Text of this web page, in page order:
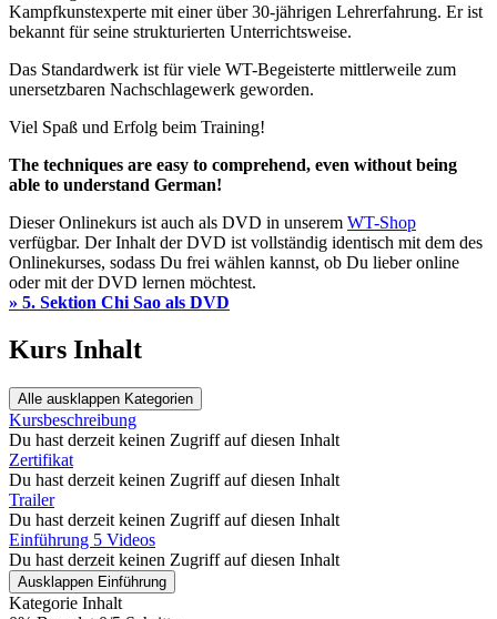
Kampfkunstexperte mit einer über 30-jährigen Lehrerfahrung. Er ist
bekannt für seine strukturierten Unterrichtsweise.
Das Standardwerk ist für viele WT-Begeisterte mittlerweile zum
unersetzbaren Nachschlagewerk geworden.
Viel Spaß und Erfolg beim Training!
The techniques are easy to comprehend, even without being
able to understand German!
Dieser Onlinekurs ist auch als DVD in unserem WT-Shop
verfügbar. Der Inhalt der DVD ist vollständig identisch mit dem des
Onlinekurses, sodass Du frei wählen kannst, ob Du lieber online
oder mit der DVD lernen möchtest.
» 5. Sektion Chi Sao als DVD
Kurs Inhalt
Alle ausklappen Kategorien
Kursbeschreibung
Du hast derzeit keinen Zugriff auf diesen Inhalt
Zertifikat
Du hast derzeit keinen Zugriff auf diesen Inhalt
Trailer
Du hast derzeit keinen Zugriff auf diesen Inhalt
Einführung 5 Videos
Du hast derzeit keinen Zugriff auf diesen Inhalt
Ausklappen Einführung
Kategorie Inhalt